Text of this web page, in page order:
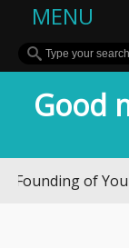
MENU
Good
of YouTube